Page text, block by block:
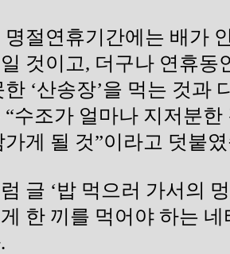
명절연휴기간에는 배가
것이고, 더구나 연휴동
한 ‘산송장’을 먹는 것과
“수조가 얼마나 지저분
가게 될 것”이라고 덧붙
글 ‘밥 먹으러 가서의
한 끼를 먹어야 하는